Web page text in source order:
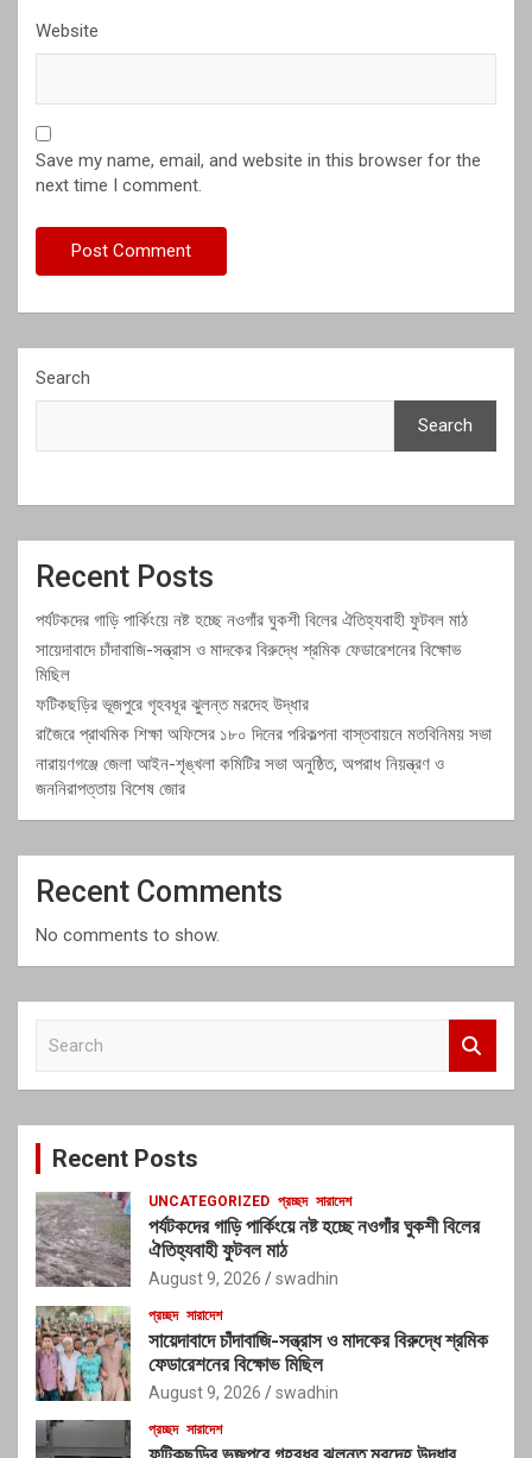
Website
Save my name, email, and website in this browser for the
next time I comment.
Search
Search
Recent Posts
পর্যটকদের গাড়ি পার্কিংয়ে নষ্ট হচ্ছে নওগাঁর ঘুকশী বিলের ঐতিহ্যবাহী ফুটবল মাঠ
সায়েদাবাদে চাঁদাবাজি-সন্ত্রাস ও মাদকের বিরুদ্ধে শ্রমিক ফেডারেশনের বিক্ষোভ
মিছিল
ফটিকছড়ির ভূজপুরে গৃহবধূর ঝুলন্ত মরদেহ উদ্ধার
রাজৈরে প্রাথমিক শিক্ষা অফিসের ১৮০ দিনের পরিকল্পনা বাস্তবায়নে মতবিনিময় সভা
নারায়ণগঞ্জে জেলা আইন-শৃঙ্খলা কমিটির সভা অনুষ্ঠিত, অপরাধ নিয়ন্ত্রণ ও
জননিরাপত্তায় বিশেষ জোর
Recent Comments
No comments to show.
c
Recent Posts
UNCATEGORIZED প্রচ্ছদ সারাদেশ
পর্যটকদের গাড়ি পার্কিংয়ে নষ্ট হচ্ছে নওগাঁর ঘুকশী বিলের
ঐতিহ্যবাহী ফুটবল মাঠ
August 9, 2026 swadhin
প্রচ্ছদ সারাদেশ
সায়েদাবাদে চাঁদাবাজি-সন্ত্রাস ও মাদকের বিরুদ্ধে শ্রমিক
ফেডারেশনের বিক্ষোভ মিছিল
August 9, 2026 swadhin
প্রচ্ছদ সারাদেশ